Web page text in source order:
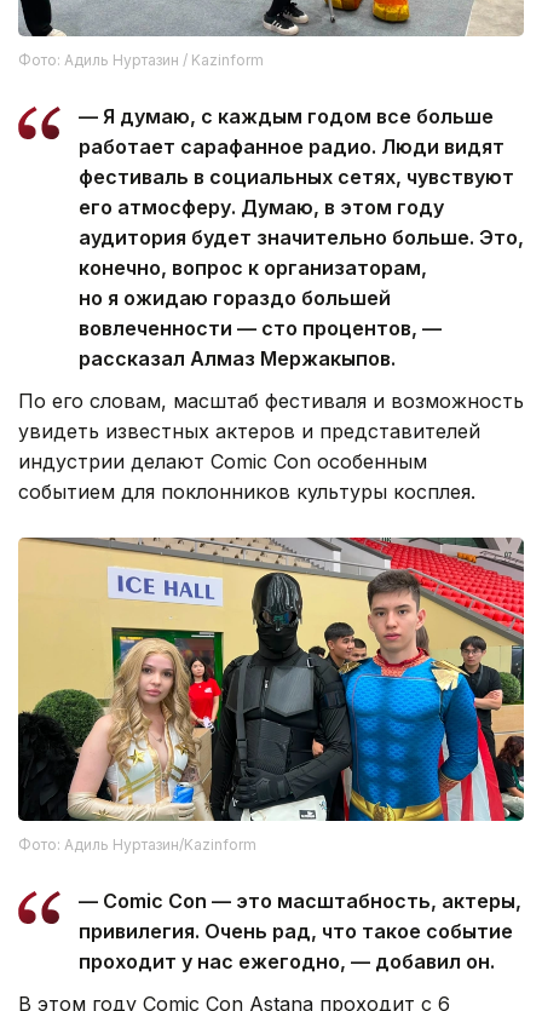
Фото: Адиль Нуртазин / Kazinform
— Я думаю, с каждым годом все больше
работает сарафанное радио. Люди видят
фестиваль в социальных сетях, чувствуют
его атмосферу. Думаю, в этом году
аудитория будет значительно больше. Это,
конечно, вопрос к организаторам,
но я ожидаю гораздо большей
вовлеченности — сто процентов, —
рассказал Алмаз Мержакыпов.
По его словам, масштаб фестиваля и возможность
увидеть известных актеров и представителей
индустрии делают Comic Con особенным
событием для поклонников культуры косплея.
Фото: Адиль Нуртазин/Kazinform
— Comic Con — это масштабность, актеры,
привилегия. Очень рад, что такое событие
проходит у нас ежегодно, — добавил он.
В этом году Comic Con Astana проходит с 6